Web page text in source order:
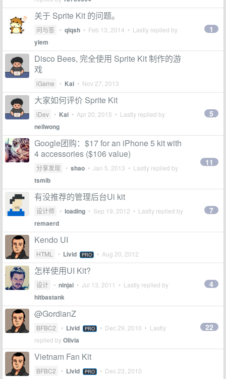
关于 Sprite Kit 的问题。
问与答 • qlqsh • Feb 13, 2014 • Lastly replied by
ylem
1
Disco Bees, 完全使用 Sprite Kit 制作的游
戏
iGame • Kai • Nov 27, 2013
大家如何评价 Sprite Kit
iDev • Kai • Apr 20, 2015 • Lastly replied by
neilwong
5
Google团购：$17 for an iPhone 5 kit with
4 accessories ($106 value)
分享发现 • shao • Jan 5, 2013 • Lastly replied by
tsmib
11
有没推荐的管理后台Ui kit
设计师 • loading • Sep 19, 2012 • Lastly replied by
remaerd
7
Kendo UI
HTML • Livid PRO • Aug 20, 2012
怎样使用UI Kit?
设计 • ninjai • Jul 13, 2011 • Lastly replied by
hitbastank
4
@GordianZ
BFBC2 • Livid PRO • Dec 29, 2010 • Lastly
replied byOlivia
22
Vietnam Fan Kit
BFBC2 • Livid PRO • Dec 23, 2010